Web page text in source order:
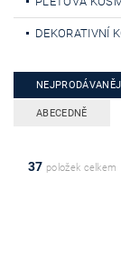
DEKORATIVNÍ
ABECEDNĚ
37 položek celkem